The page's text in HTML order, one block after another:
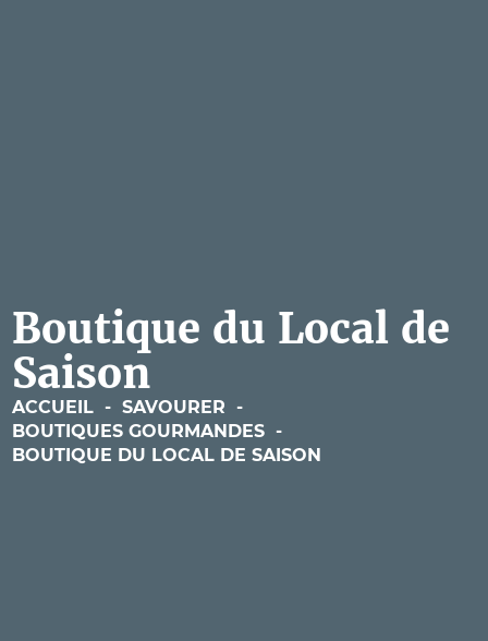
Boutique du Local de
Saison
ACCUEIL - SAVOURER -
BOUTIQUES GOURMANDES -
BOUTIQUE DU LOCAL DE SAISON